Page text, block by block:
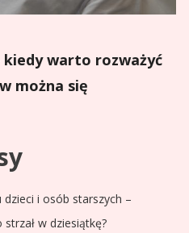
kiedy warto rozważyć
można się
i osób starszych –
w dziesiątkę?